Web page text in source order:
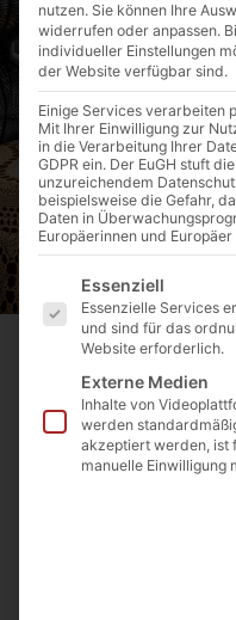
nutzen. Sie können Ihre
widerrufen oder anpassen.
individueller Einstellungen
der Website verfügbar sind.
Einige Services verarbeiten
Mit Ihrer Einwilligung zur
in die Verarbeitung Ihrer
GDPR ein. Der EuGH stuft
unzureichendem
beispielsweise die Gefahr,
Daten in
Europäerinnen und
Es folgt eine Liste
Essenziell
Essenzielle Services
und sind für das
Website erforderlich.
Externe Medien
Inhalte von
werden
akzeptiert werden, ist
manuelle Einwilligung